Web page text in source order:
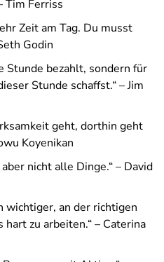
Tim Ferriss
Zeit am Tag. Du musst
Godin
Stunde bezahlt, sondern für
Stunde schaffst.“ – Jim
geht, dorthin geht
Koyenikan
nicht alle Dinge.“ – David
wichtiger, an der richtigen
hart zu arbeiten.“ – Caterina